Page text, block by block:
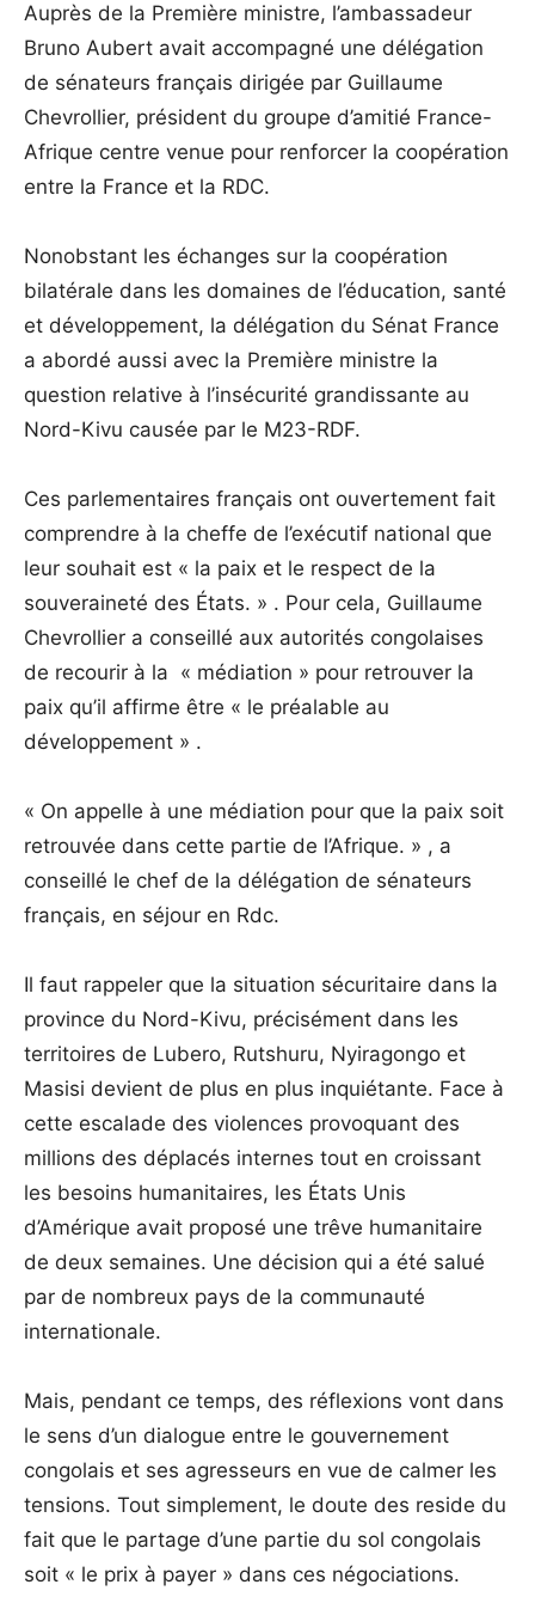
Auprès de la Première ministre, l’ambassadeur
Bruno Aubert avait accompagné une délégation
de sénateurs français dirigée par Guillaume
Chevrollier, président du groupe d’amitié France-
Afrique centre venue pour renforcer la coopération
entre la France et la RDC.
Nonobstant les échanges sur la coopération
bilatérale dans les domaines de l’éducation, santé
et développement, la délégation du Sénat France
a abordé aussi avec la Première ministre la
question relative à l’insécurité grandissante au
Nord-Kivu causée par le M23-RDF.
Ces parlementaires français ont ouvertement fait
comprendre à la cheffe de l’exécutif national que
leur souhait est « la paix et le respect de la
souveraineté des États. » . Pour cela, Guillaume
Chevrollier a conseillé aux autorités congolaises
de recourir à la « médiation » pour retrouver la
paix qu’il affirme être « le préalable au
développement » .
« On appelle à une médiation pour que la paix soit
retrouvée dans cette partie de l’Afrique. » , a
conseillé le chef de la délégation de sénateurs
français, en séjour en Rdc.
Il faut rappeler que la situation sécuritaire dans la
province du Nord-Kivu, précisément dans les
territoires de Lubero, Rutshuru, Nyiragongo et
Masisi devient de plus en plus inquiétante. Face à
cette escalade des violences provoquant des
millions des déplacés internes tout en croissant
les besoins humanitaires, les États Unis
d’Amérique avait proposé une trêve humanitaire
de deux semaines. Une décision qui a été salué
par de nombreux pays de la communauté
internationale.
Mais, pendant ce temps, des réflexions vont dans
le sens d’un dialogue entre le gouvernement
congolais et ses agresseurs en vue de calmer les
tensions. Tout simplement, le doute des reside du
fait que le partage d’une partie du sol congolais
soit « le prix à payer » dans ces négociations.